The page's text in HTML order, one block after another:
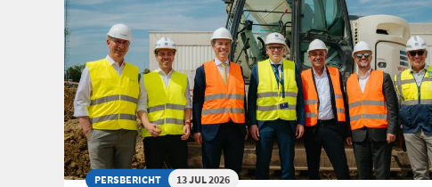
PERSBERICHT 13 JUL 2026